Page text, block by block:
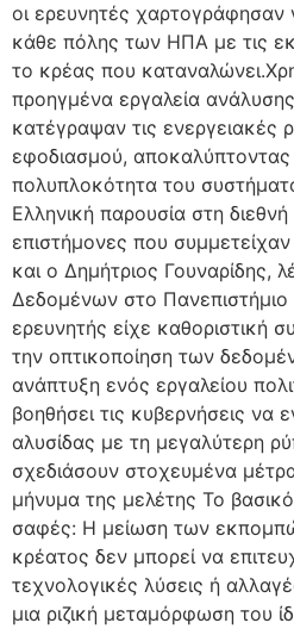
οι ερευνητές
κάθε πόλης των ΗΠΑ με τις
το κρέας που
προηγμένα εργαλεία
κατέγραψαν τις ενεργειακές
εφοδιασμού,
πολυπλοκότητα του
Ελληνική παρουσία στη
επιστήμονες που
και ο Δημήτριος Γουναρίδης,
Δεδομένων στο
ερευνητής είχε καθοριστική
την οπτικοποίηση των
ανάπτυξη ενός εργαλείου
βοηθήσει τις κυβερνήσεις να
αλυσίδας με τη μεγαλύτερη
σχεδιάσουν στοχευμένα
μήνυμα της μελέτης Το
σαφές: Η μείωση των
κρέατος δεν μπορεί να
τεχνολογικές λύσεις ή
μια ριζική μεταμόρφωση του